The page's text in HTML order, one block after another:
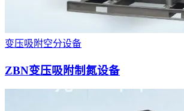
变压吸附空分设备
ZBN变压吸附制氮设备